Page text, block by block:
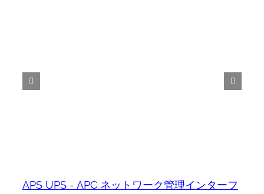
APS UPS - APC ネットワーク管理インターフ